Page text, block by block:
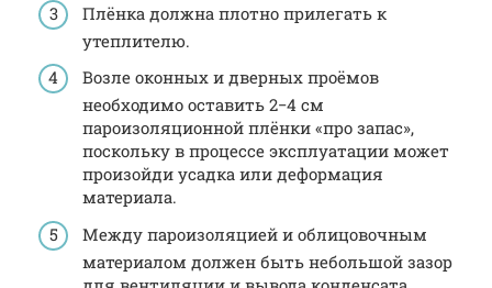
Плёнка должна плотно прилегать к
утеплителю.
Возле оконных и дверных проёмов
необходимо оставить 2−4 см
пароизоляционной плёнки «про запас»,
поскольку в процессе эксплуатации может
произойди усадка или деформация
материала.
Между пароизоляцией и облицовочным
материалом должен быть небольшой зазор